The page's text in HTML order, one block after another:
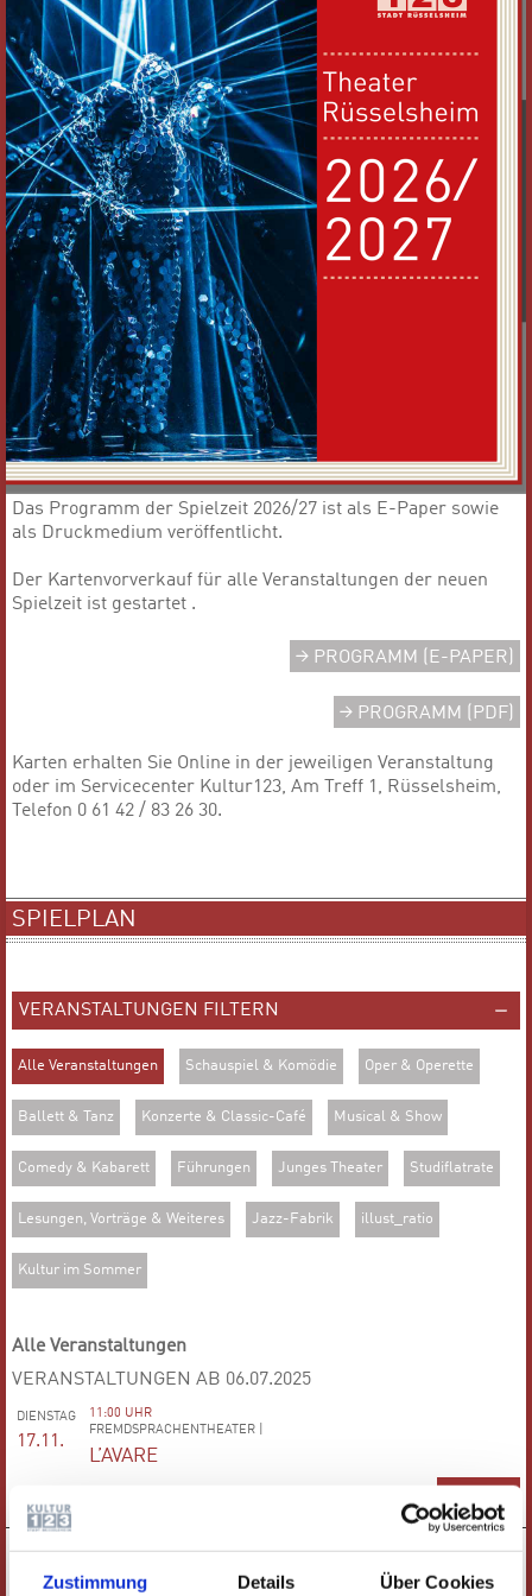
Zustimmung Details Über Cookies
Das Programm der Spielzeit 2026/27 ist als E-Paper sowie
als Druckmedium veröffentlicht.
Der Kartenvorverkauf für alle Veranstaltungen der neuen
Spielzeit ist gestartet .
PROGRAMM (E-PAPER)
PROGRAMM (PDF)
Karten erhalten Sie Online in der jeweiligen Veranstaltung
oder im Servicecenter Kultur123, Am Treff 1, Rüsselsheim,
Telefon 0 61 42 / 83 26 30.
SPIELPLAN
VERANSTALTUNGEN FILTERN
Alle Veranstaltungen Schauspiel & Komödie Oper & Operette
Ballett & Tanz Konzerte & Classic-Café Musical & Show
Comedy & Kabarett Führungen Junges Theater Studiflatrate
Lesungen, Vorträge & Weiteres Jazz-Fabrik illust_ratio
Kultur im Sommer
Alle Veranstaltungen
VERANSTALTUNGEN AB 06.07.2025
DIENSTAG
17.11.
11:00 UHR
FREMDSPRACHENTHEATER |
L’AVARE
MITTWOCH
18.11.
16:00 UHR